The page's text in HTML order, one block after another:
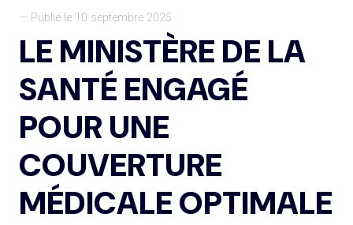
— Publié le 10 septembre 2025
LE MINISTÈRE DE LA
SANTÉ ENGAGÉ
POUR UNE
COUVERTURE
MÉDICALE OPTIMALE